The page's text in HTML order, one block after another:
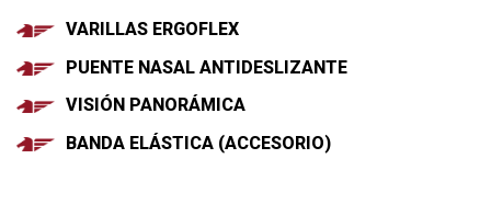
VARILLAS ERGOFLEX
PUENTE NASAL ANTIDESLIZANTE
VISIÓN PANORÁMICA
BANDA ELÁSTICA (ACCESORIO)